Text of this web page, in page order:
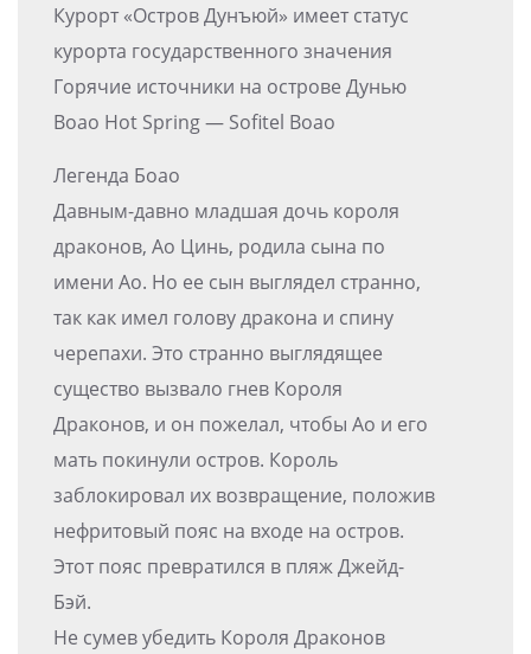
Курорт «Остров Дунъюй» имеет статус
курорта государственного значения
Горячие источники на острове Дунью
Boao Hot Spring — Sofitel Boao
Легенда Боао
Давным-давно младшая дочь короля
драконов, Ао Цинь, родила сына по
имени Ао. Но ее сын выглядел странно,
так как имел голову дракона и спину
черепахи. Это странно выглядящее
существо вызвало гнев Короля
Драконов, и он пожелал, чтобы Ао и его
мать покинули остров. Король
заблокировал их возвращение, положив
нефритовый пояс на входе на остров.
Этот пояс превратился в пляж Джейд-
Бэй.
Не сумев убедить Короля Драконов